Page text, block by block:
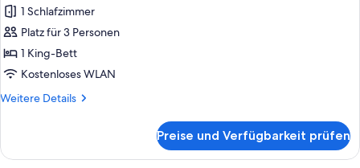
View,
Lounge
Access,
High
Floor
Buchtblick
anzeigen
1 Schlafzimmer
Platz für 3 Personen
1 King-Bett
Kostenloses WLAN
Weitere Details
Weitere
Buchtblick
Preise und Verfügbarkeit prüfen